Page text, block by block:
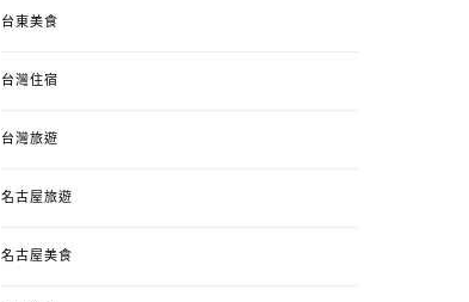
台東美食
台灣住宿
台灣旅遊
名古屋旅遊
名古屋美食